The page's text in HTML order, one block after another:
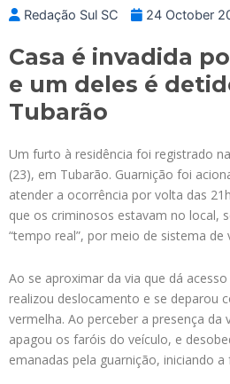
Redação Sul SC 24 October
Casa é invadida
e um deles é
Tubarão
Um furto à residência foi registrado
(23), em Tubarão. Guarnição foi
atender a ocorrência por volta das
que os criminosos estavam no local,
“tempo real”, por meio de sistema
Ao se aproximar da via que dá
realizou deslocamento e se deparou
vermelha. Ao perceber a presença
apagou os faróis do veículo, e
emanadas pela guarnição, iniciando a